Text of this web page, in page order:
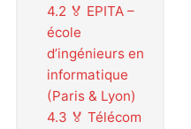
4.2 🏅 EPITA –
école
d’ingénieurs en
informatique
(Paris & Lyon)
4.3 🏅 Télécom